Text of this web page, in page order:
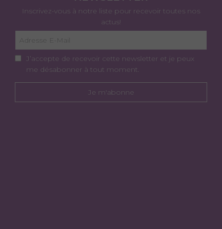
Inscrivez-vous à notre liste pour recevoir toutes nos
actus!
J’accepte de recevoir cette newsletter et je peux
me désabonner à tout moment.
Je m'abonne